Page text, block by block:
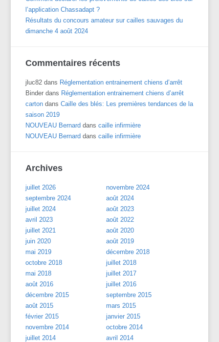
l’application Chassadapt ?
Résultats du concours amateur sur cailles sauvages du
dimanche 4 août 2024
Commentaires récents
jluc82 dans Réglementation entrainement chiens d’arrêt
Binder dans Réglementation entrainement chiens d’arrêt
carton dansCaille des blés: Les premières tendances de la
saison 2019
NOUVEAU Bernard danscaille infirmière
NOUVEAU Bernard danscaille infirmière
Archives
juillet 2026
novembre 2024
septembre 2024
août 2024
juillet 2024
août 2023
avril 2023
août 2022
juillet 2021
août 2020
juin 2020
août 2019
mai 2019
décembre 2018
octobre 2018
juillet 2018
mai 2018
juillet 2017
août 2016
juillet 2016
décembre 2015
septembre 2015
août 2015
mars 2015
février 2015
janvier 2015
novembre 2014
octobre 2014
juillet 2014
avril 2014